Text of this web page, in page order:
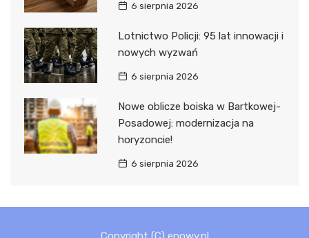
6 sierpnia 2026
Lotnictwo Policji: 95 lat innowacji i
nowych wyzwań
6 sierpnia 2026
Nowe oblicze boiska w Bartkowej-
Posadowej: modernizacja na
horyzoncie!
6 sierpnia 2026